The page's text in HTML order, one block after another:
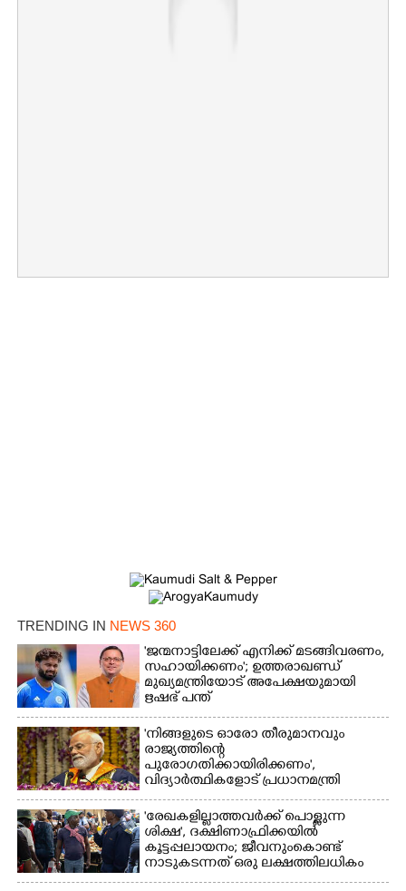
TRENDING IN NEWS 360
'ജന്മനാട്ടിലേക്ക് എനിക്ക് മടങ്ങിവരണം,
സഹായിക്കണം'; ഉത്തരാഖണ്ഡ്
മുഖ്യമന്ത്രിയോട് അപേക്ഷയുമായി
ഋഷഭ് പന്ത്
'നിങ്ങളുടെ ഓരോ തീരുമാനവും
രാജ്യത്തിന്റെ
പുരോഗതിക്കായിരിക്കണം',​
വിദ്യാർത്ഥികളോട് പ്രധാനമന്ത്രി
'രേഖകളില്ലാത്തവർക്ക് പൊള്ളുന്ന
ശിക്ഷ', ദക്ഷിണാഫ്രിക്കയിൽ
കൂട്ടപ്പലായനം; ജീവനുംകൊണ്ട്
നാടുകടന്നത് ഒരു ലക്ഷത്തിലധികം
പേർ
×
Share this link